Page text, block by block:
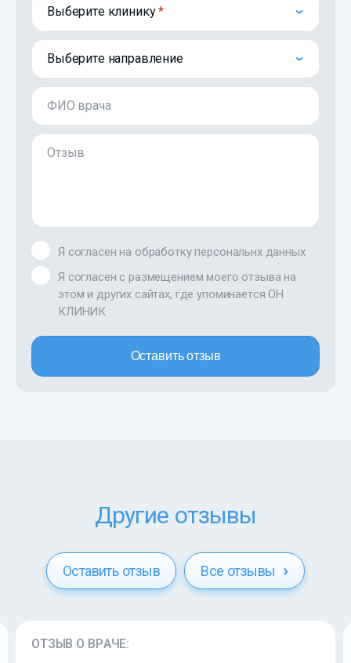
Выберите клинику
Выберите направление
ФИО врача
Отзыв
Я согласен на обработку персональнх данных
Я согласен с размещением моего отзыва на
этом и других сайтах, где упоминается ОН
КЛИНИК
Оставить отзыв
Другие отзывы
Оставить отзыв Все отзывы
ОТЗЫВ О ВРАЧЕ: